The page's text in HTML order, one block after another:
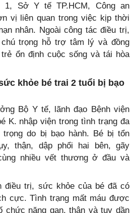
1, Sở Y tế TP.HCM, Công an
vị liên quan trong việc kịp thời
nhân. Ngoài công tác điều trị,
trọng hỗ trợ tâm lý và đồng
ổn định cuộc sống và tái hòa
khỏe bé trai 2 tuổi bị bạo
Bộ Y tế, lãnh đạo Bệnh viện
K. nhập viện trong tình trạng đa
trọng do bị bạo hành. Bé bị tổn
thận, dập phổi hai bên, gãy
nhiều vết thương ở đầu và
điều trị, sức khỏe của bé đã có
cực. Tình trạng mất máu được
chức năng gan, thận và tụy dần